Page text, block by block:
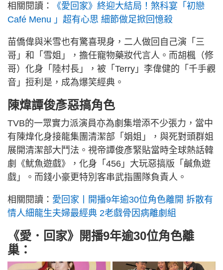
相關閱讀：
《愛回家》終迎大結局！煞科宴「初戀
Café Menu 」超有心思 細節做足掀回憶殺
苗僑偉與米雪也有驚喜現身，二人做回自己演「三
哥」和「雪姐」，擔任寵物藥妝代言人。而胡楓（修
哥）化身「陸村長」，被「Terry」李偉健的「千手觀
音」𢭃利是，成為爆笑經典。
陳煒譚俊彥惡搞角色
TVB的一眾實力派演員亦為劇集增添不少張力，當中
有陳煒化身接龍集團清潔部「娟姐」，與死對頭群姐
展開清潔部大鬥法。視帝譚俊彥緊貼當時全球熱話韓
劇《魷魚遊戲》，化身「456」大玩惡搞版「鹹魚遊
戲」。而錢小豪更特別客串武指團隊負責人。
相關閱讀： 愛回家丨開播9年逾30位角色離開 拆散有
情人細龍生夫婦最經典 2老戲骨因病離劇組
《愛．回家》開播9年逾30位角色離
巢：